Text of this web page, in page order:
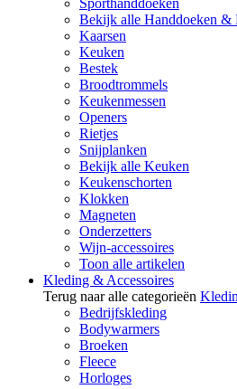
Sporthanddoeken
Bekijk alle Handdoeken &
Kaarsen
Keuken
Bestek
Broodtrommels
Keukenmessen
Openers
Rietjes
Snijplanken
Bekijk alle Keuken
Keukenschorten
Klokken
Magneten
Onderzetters
Wijn-accessoires
Toon alle artikelen
Kleding & Accessoires
Terug naar alle categorieën
Bedrijfskleding
Bodywarmers
Broeken
Fleece
Horloges